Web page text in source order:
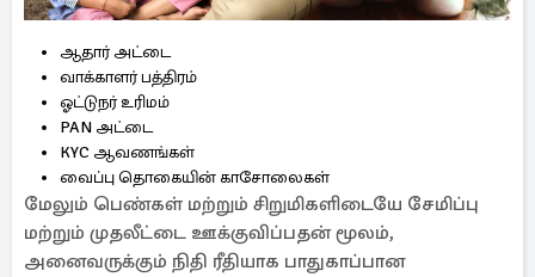
ஆதார் அட்டை
வாக்காளர் பத்திரம்
ஓட்டுநர் உரிமம்
PAN அட்டை
KYC ஆவணங்கள்
வைப்பு தொகையின் காசோலைகள்
மேலும் பெண்கள் மற்றும் சிறுமிகளிடையே சேமிப்பு
மற்றும் முதலீட்டை ஊக்குவிப்பதன் மூலம்,
அனைவருக்கும் நிதி ரீதியாக பாதுகாப்பான